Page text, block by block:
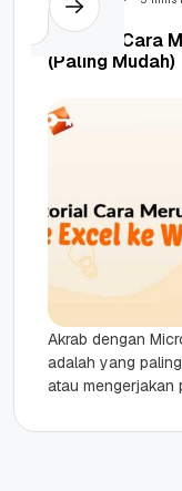
Tutorial Cara
(Paling Mudah)
Akrab dengan
adalah yang
atau mengerjakan
Terutama Excel...